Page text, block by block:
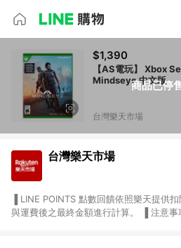
商品已停
$1,390
【AS電玩】 Xbox Series X 心靈之眼
Mindseye 中文版
台灣樂天市場
台灣樂天市場
與運費後之最終金額進行計算。 ▐ 注意事項 (1) 部分服務及店家